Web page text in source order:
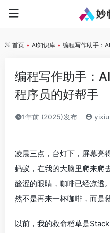
首页 • AI知识库 • 编程写作助手：
编程写作助手：
程序员的好帮手
1年前 (2025)发布 yixiu
凌晨三点，台灯下，屏幕亮
蚂蚁，在我的大脑里爬来爬
酸涩的眼睛，咖啡已经凉透
然不是再来一杯咖啡，而是
以前，我的救命稻草是